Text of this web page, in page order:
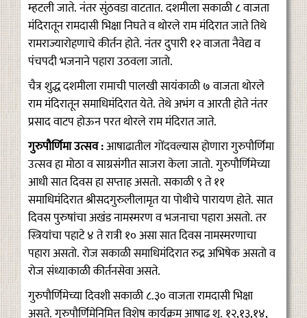
म्हटली जाते. नंतर सुंठवडा वाटतात. दशमीला सकाळी ८ वाजता
मंदिरातून रामदासी भिक्षा निघते व थोरले राम मंदिरात जाते तिथे
रामराज्यारोहणाचे कीर्तन होते. नंतर दुपारी १२ वाजता नैवेद्य व
पंचपदी भजनाने पहारा उठवला जातो.
चैत्र शुद्ध दशमीला रामाची पालखी सायंकाळी ७ वाजता थोरले
राम मंदिरातून समाधिमंदिरात येते. तेथे अभंग व आरती होते नंतर
प्रसाद वाटप होऊन परत थोरले राम मंदिरात जाते.
गुरुपौर्णिमा उत्सव :आषाढातील गोंदवल्यास होणारा गुरुपौर्णिमा
उत्सव हा मोठा व साग्रसंगीत साजरा केला जातो. गुरुपौर्णिमेच्या
आधी सात दिवस हा सप्ताह असतो. सकाळी ९ ते ११
समाधिमंदिरात श्रीसदगुरुलीलामृत या पोथीचे पारायण होते. सात
दिवस पुरुषांचा अखंड नामस्मरण व भजनाचा पहारा असतो. तर
स्त्रियांचा पहाटे ४ ते रात्री १० असा सात दिवस नामस्मरणाचा
पहारा असतो. रोज सकाळी समाधिमंदिरात रुद्र अभिषेक असतो व
रोज संध्याकाळी कीर्तनसेवा असते.
गुरुपौर्णिमेच्या दिवशी सकाळी ८.३० वाजता रामदासी भिक्षा
असते. गुरुपौर्णिमेनिमित्त विशेष कार्यक्रम आषाढ शु. १२,१३,१४,